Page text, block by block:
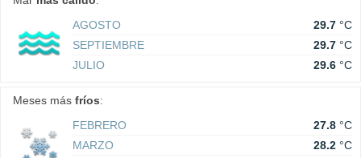
AGOSTO
29.7 °C
SEPTIEMBRE
29.7 °C
JULIO
29.6 °C
Meses más fríos:
FEBRERO
27.8 °C
MARZO
28.2 °C